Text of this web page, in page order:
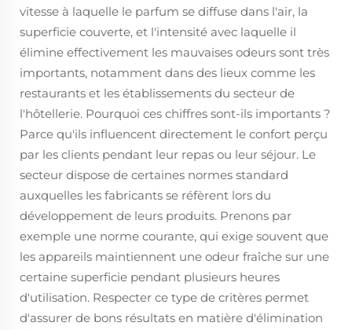
vitesse à laquelle le parfum se diffuse dans l'air, la
superficie couverte, et l'intensité avec laquelle il
élimine effectivement les mauvaises odeurs sont très
importants, notamment dans des lieux comme les
restaurants et les établissements du secteur de
l'hôtellerie. Pourquoi ces chiffres sont-ils importants ?
Parce qu'ils influencent directement le confort perçu
par les clients pendant leur repas ou leur séjour. Le
secteur dispose de certaines normes standard
auxquelles les fabricants se réfèrent lors du
développement de leurs produits. Prenons par
exemple une norme courante, qui exige souvent que
les appareils maintiennent une odeur fraîche sur une
certaine superficie pendant plusieurs heures
d'utilisation. Respecter ce type de critères permet
d'assurer de bons résultats en matière d'élimination